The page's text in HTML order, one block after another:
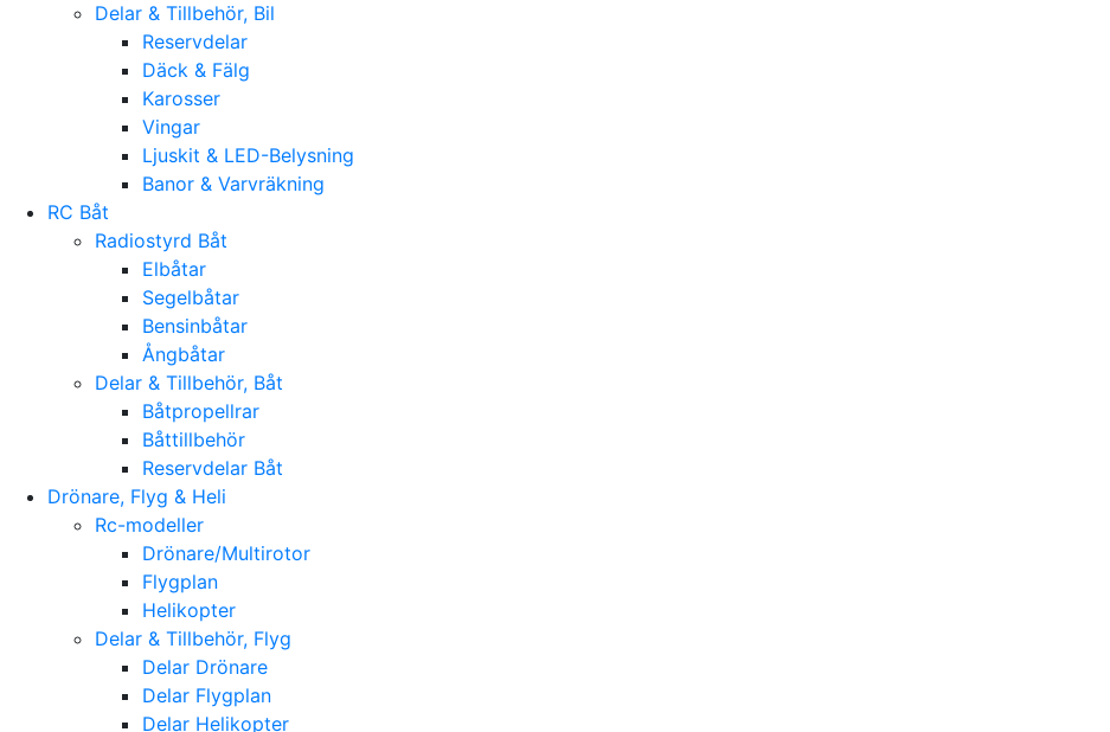
Delar & Tillbehör, Bil
Reservdelar
Däck & Fälg
Karosser
Vingar
Ljuskit & LED-Belysning
Banor & Varvräkning
RC Båt
Radiostyrd Båt
Elbåtar
Segelbåtar
Bensinbåtar
Ångbåtar
Delar & Tillbehör, Båt
Båtpropellrar
Båttillbehör
Reservdelar Båt
Drönare, Flyg & Heli
Rc-modeller
Drönare/Multirotor
Flygplan
Helikopter
Delar & Tillbehör, Flyg
Delar Drönare
Delar Flygplan
Delar Helikopter